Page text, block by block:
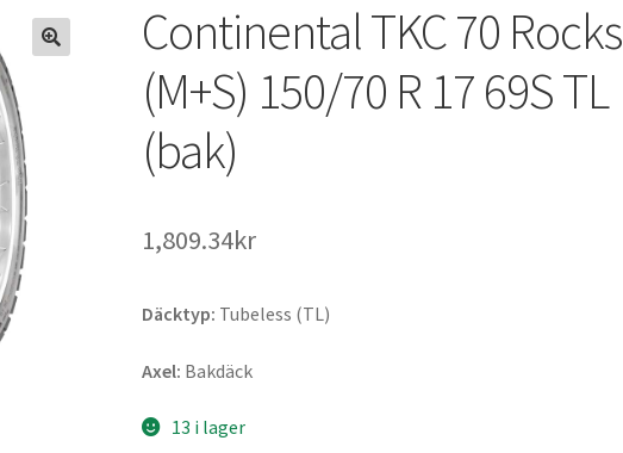
Continental TKC 70 Rocks
(M+S) 150/70 R 17 69S TL
(bak)
1,809.34kr
Däcktyp: Tubeless (TL)
Axel: Bakdäck
13 i lager